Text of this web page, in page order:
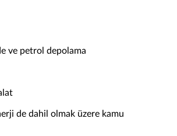
ve petrol depolama
de dahil olmak üzere kamu